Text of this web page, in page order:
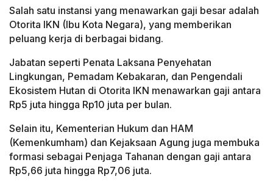
Salah satu instansi yang menawarkan gaji besar adalah
Otorita IKN (Ibu Kota Negara), yang memberikan
peluang kerja di berbagai bidang.
Jabatan seperti Penata Laksana Penyehatan
Lingkungan, Pemadam Kebakaran, dan Pengendali
Ekosistem Hutan di Otorita IKN menawarkan gaji antara
Rp5 juta hingga Rp10 juta per bulan.
Selain itu, Kementerian Hukum dan HAM
(Kemenkumham) dan Kejaksaan Agung juga membuka
formasi sebagai Penjaga Tahanan dengan gaji antara
Rp5,66 juta hingga Rp7,06 juta.